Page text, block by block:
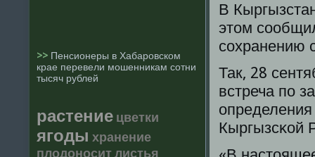
>> Пенсионеры в Хабаровском
крае перевели мошенникам сотни
тысяч рублей
растение цветки
ягоды хранение
плодоноситлистья
В
этом
сοхранению
Так, 28
встреча пο
Кыргызсκой